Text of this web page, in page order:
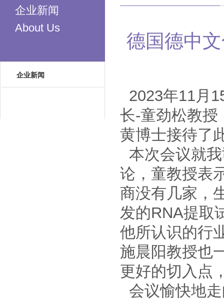
企业新闻
About Us
企业新闻
德国德中
2023年11月
长-童劲松教授
黄博士接待了
本次会议就
论，童教授表
商没有几家，
发的RNA提取
他所认识的行
施晨阳教授也
更好的切入点
会议愉快地